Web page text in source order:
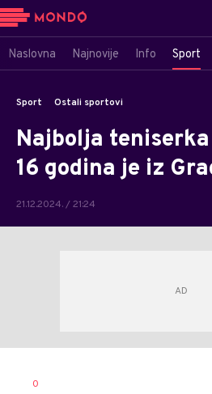
Naslovna Najnovije Info Sport
Sport Ostali sportovi
Najbolja
16 godina je iz
21.12.2024. / 21:24
AUTOR
0